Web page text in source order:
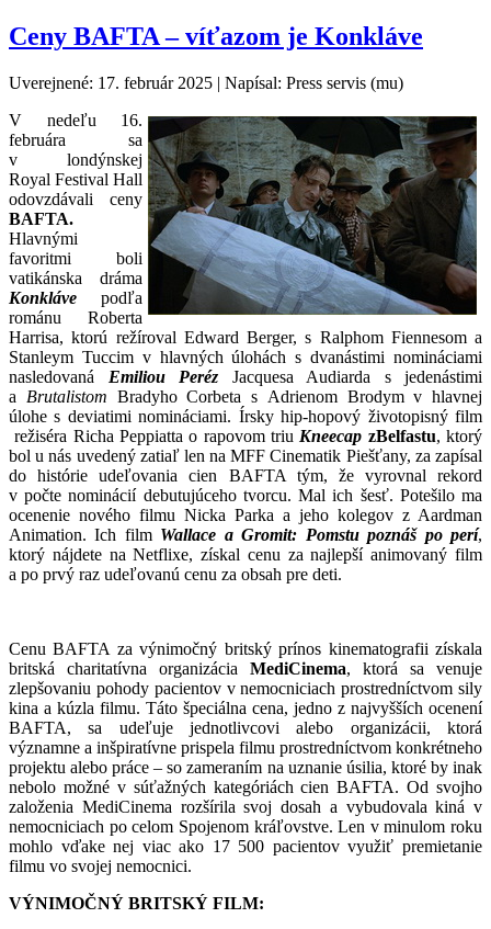
Ceny BAFTA – víťazom je Konkláve
Uverejnené: 17. február 2025 | Napísal: Press servis (mu)
V nedeľu 16.
februára sa
v londýnskej
Royal Festival Hall
odovzdávali ceny
BAFTA.
Hlavnými
favoritmi boli
vatikánska dráma
Konkláve podľa
románu Roberta
Harrisa, ktorú režíroval Edward Berger, s Ralphom Fiennesom a
Stanleym Tuccim v hlavných úlohách s dvanástimi nomináciami
nasledovaná
Emiliou Peréz Jacquesa Audiarda s jedenástimi
a Brutalistom Bradyho Corbeta s Adrienom Brodym v hlavnej
úlohe s deviatimi nomináciami. Írsky hip-hopový životopisný film
režiséra Richa Peppiatta o rapovom triu Kneecap zBelfastu, ktorý
bol u nás uvedený zatiaľ len na MFF Cinematik Piešťany, za zapísal
do histórie udeľovania cien BAFTA tým, že vyrovnal rekord
v počte nominácií debutujúceho tvorcu. Mal ich šesť. Potešilo ma
ocenenie nového filmu Nicka Parka a jeho kolegov z Aardman
Animation. Ich film Wallace a Gromit: Pomstu poznáš po perí,
ktorý nájdete na Netflixe, získal cenu za najlepší animovaný film
a po prvý raz udeľovanú cenu za obsah pre deti.
Cenu BAFTA za výnimočný britský prínos kinematografii získala
britská charitatívna organizácia MediCinema, ktorá sa venuje
zlepšovaniu pohody pacientov v nemocniciach prostredníctvom sily
kina a kúzla filmu. Táto špeciálna cena, jedno z najvyšších ocenení
BAFTA, sa udeľuje jednotlivcovi alebo organizácii, ktorá
významne a inšpiratívne prispela filmu prostredníctvom konkrétneho
projektu alebo práce – so zameraním na uznanie úsilia, ktoré by inak
nebolo možné v súťažných kategóriách cien BAFTA. Od svojho
založenia MediCinema rozšírila svoj dosah a vybudovala kiná v
nemocniciach po celom Spojenom kráľovstve. Len v minulom roku
mohlo vďake nej viac ako 17 500 pacientov využiť premietanie
filmu vo svojej nemocnici.
VÝNIMOČNÝ BRITSKÝ FILM: